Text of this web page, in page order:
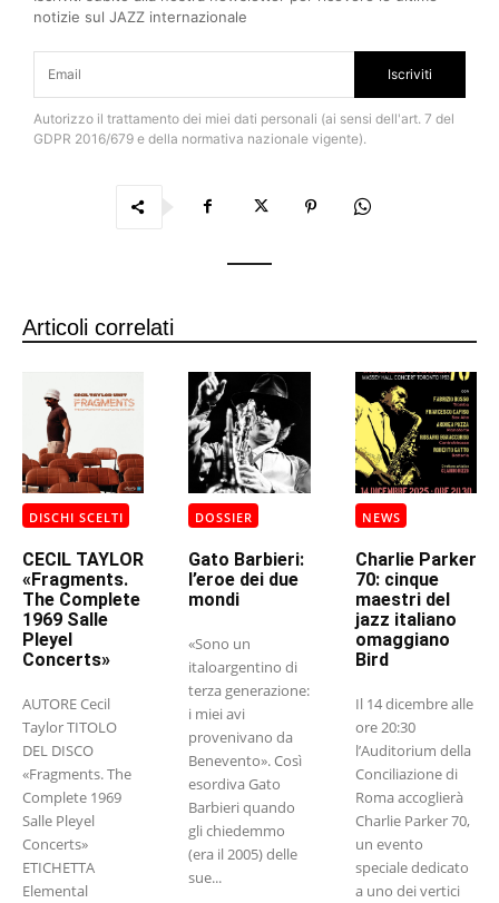
notizie sul JAZZ internazionale
Iscriviti
Autorizzo il trattamento dei miei dati personali (ai sensi dell'art. 7 del
GDPR 2016/679 e della normativa nazionale vigente).
Articoli correlati
DISCHI SCELTI
CECIL TAYLOR
«Fragments.
The Complete
1969 Salle
Pleyel
Concerts»
AUTORE Cecil
Taylor TITOLO
DEL DISCO
«Fragments. The
Complete 1969
Salle Pleyel
Concerts»
ETICHETTA
Elemental
DOSSIER
Gato Barbieri:
l’eroe dei due
mondi
«Sono un
italoargentino di
terza generazione:
i miei avi
provenivano da
Benevento». Così
esordiva Gato
Barbieri quando
gli chiedemmo
(era il 2005) delle
sue...
NEWS
Charlie Parker
70: cinque
maestri del
jazz italiano
omaggiano
Bird
Il 14 dicembre alle
ore 20:30
l’Auditorium della
Conciliazione di
Roma accoglierà
Charlie Parker 70,
un evento
speciale dedicato
a uno dei vertici